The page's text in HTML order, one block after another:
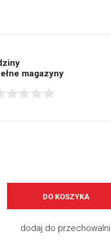
magazyny
DO KOSZYKA
dodaj do przechowalni